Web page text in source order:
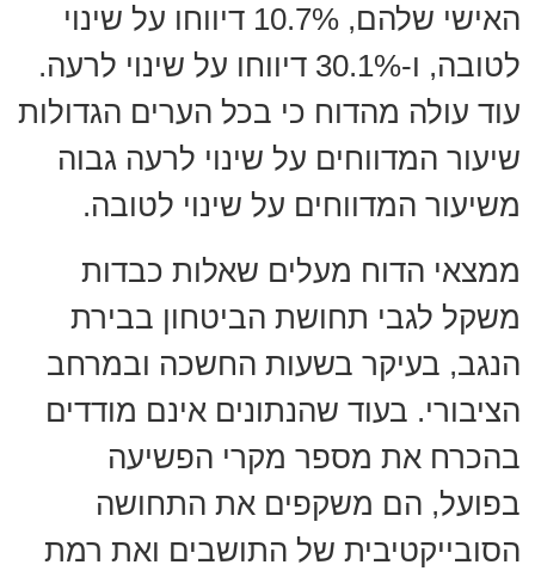
האישי שלהם, 10.7% דיווחו על שינוי
לטובה, ו-30.1% דיווחו על שינוי לרעה.
עוד עולה מהדוח כי בכל הערים הגדולות
שיעור המדווחים על שינוי לרעה גבוה
משיעור המדווחים על שינוי לטובה.
ממצאי הדוח מעלים שאלות כבדות
משקל לגבי תחושת הביטחון בבירת
הנגב, בעיקר בשעות החשכה ובמרחב
הציבורי. בעוד שהנתונים אינם מודדים
בהכרח את מספר מקרי הפשיעה
בפועל, הם משקפים את התחושה
הסובייקטיבית של התושבים ואת רמת